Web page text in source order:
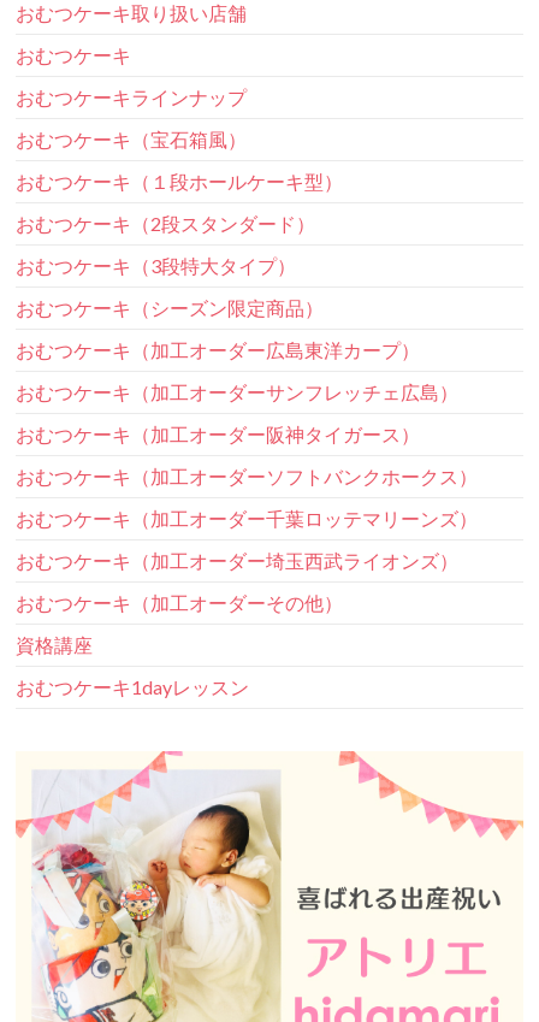
おむつケーキ取り扱い店舗
おむつケーキ
おむつケーキラインナップ
おむつケーキ（宝石箱風）
おむつケーキ（１段ホールケーキ型）
おむつケーキ（2段スタンダード）
おむつケーキ（3段特大タイプ）
おむつケーキ（シーズン限定商品）
おむつケーキ（加工オーダー広島東洋カープ）
おむつケーキ（加工オーダーサンフレッチェ広島）
おむつケーキ（加工オーダー阪神タイガース）
おむつケーキ（加工オーダーソフトバンクホークス）
おむつケーキ（加工オーダー千葉ロッテマリーンズ）
おむつケーキ（加工オーダー埼玉西武ライオンズ）
おむつケーキ（加工オーダーその他）
資格講座
おむつケーキ1dayレッスン